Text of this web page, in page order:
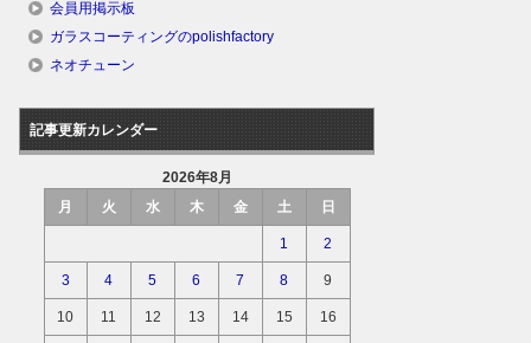
会員用掲示板
ガラスコーティングのpolishfactory
ネオチューン
記事更新カレンダー
2026年8月
月
火 水 木 金 土 日
1 2
3 4 5 6 7 8 9
10 11 12 13 14 15 16